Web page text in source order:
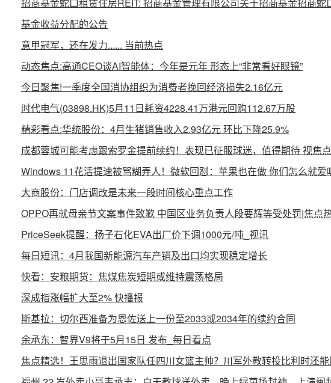
基金收益分配的公告
意甲冠军，还在发力...... 当前热点
动态焦点:高通CEO谈AI智能体：今年是元年 形态上“非常看好眼镜”
今日聚焦!一季度全国消协组织为消费者挽回经济损失2.16亿元
时代电气(03898.HK)5月11日耗资4228.41万港元回购112.67万股
精彩看点:华统股份：4月生猪销售收入2.93亿元 环比下降25.9%
成都蓉城可能考虑跟索罗金提前续约！表现已征服球迷，值得期待 视焦
Windows 11花活提速被骂糊弄人！微软回怼：苹果也在做 你们怎么就爱
大商股份：门店调改是未来一段时间核心重点工作
OPPO再就母亲节文案事件致歉 中国区业务负责人段要辉等受处罚|焦点
PriceSeek提醒：扬子石化EVA出厂价下调1000元/吨_视讯
每日短讯：4月我国新能源汽车产销及出口均实现稳定增长
快看：安粮期货：焦煤焦炭短期或维持震荡格局
深成指涨幅扩大至2% 快播报
斯基拉：切尔西准备为恩佐送上一份至2033或2034年的续约合同
余承东：智界V9将于5月15日 发布_每日看点
焦点精选！王思雨退出国家队任四川女篮主帅？川军外教转投比利时还